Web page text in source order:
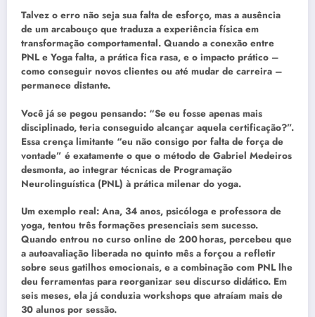
Talvez o erro não seja sua falta de esforço, mas a ausência
de um arcabouço que traduza a experiência física em
transformação comportamental. Quando a conexão entre
PNL e Yoga falta, a prática fica rasa, e o impacto prático –
como conseguir novos clientes ou até mudar de carreira –
permanece distante.
Você já se pegou pensando: “Se eu fosse apenas mais
disciplinado, teria conseguido alcançar aquela certificação?”.
Essa crença limitante “eu não consigo por falta de força de
vontade” é exatamente o que o método de Gabriel Medeiros
desmonta, ao integrar técnicas de Programação
Neurolinguística (PNL) à prática milenar do yoga.
Um exemplo real: Ana, 34 anos, psicóloga e professora de
yoga, tentou três formações presenciais sem sucesso.
Quando entrou no curso online de 200 horas, percebeu que
a autoavaliação liberada no quinto mês a forçou a refletir
sobre seus gatilhos emocionais, e a combinação com PNL lhe
deu ferramentas para reorganizar seu discurso didático. Em
seis meses, ela já conduzia workshops que atraíam mais de
30 alunos por sessão.